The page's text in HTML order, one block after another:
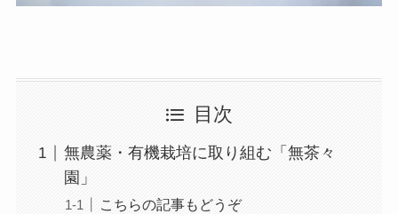
目次
無農薬・有機栽培に取り組む「無茶々
園」
こちらの記事もどうぞ